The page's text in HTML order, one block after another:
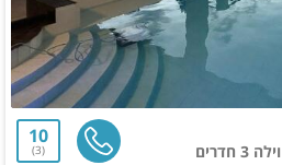
וילה 3 חדרים
10
3